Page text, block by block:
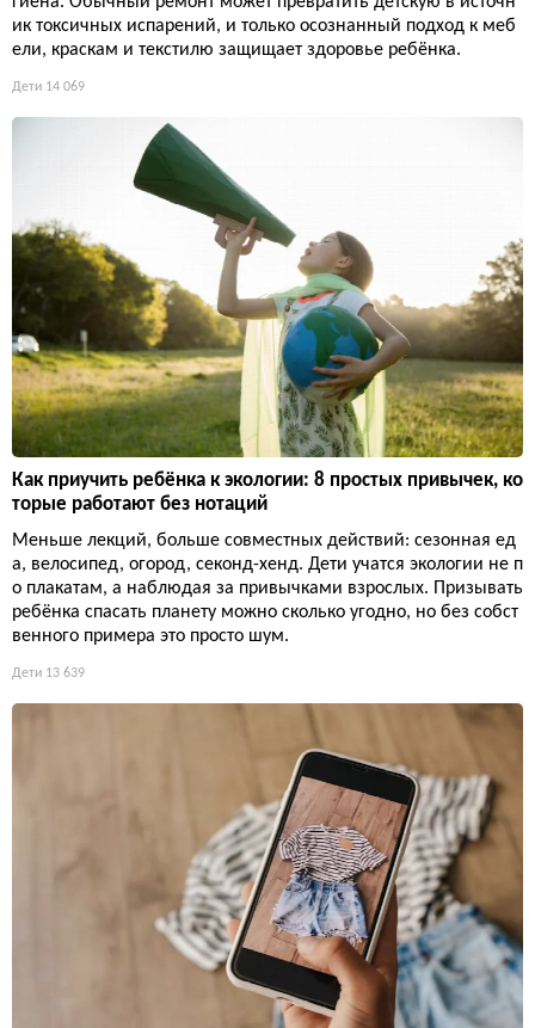
ик токсичных испарений, и только осознанный подход к меб
ели, краскам и текстилю защищает здоровье ребёнка.
Дети 14 069
Как приучить ребёнка к экологии: 8 простых привычек, ко
торые работают без нотаций
Меньше лекций, больше совместных действий: сезонная ед
а, велосипед, огород, секонд-хенд. Дети учатся экологии не п
о плакатам, а наблюдая за привычками взрослых. Призывать
ребёнка спасать планету можно сколько угодно, но без собст
венного примера это просто шум.
Дети 13 639